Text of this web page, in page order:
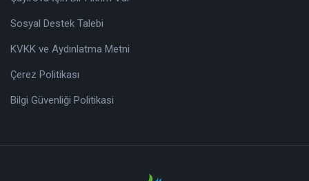
Sosyal Destek Talebi
KVKK ve Aydınlatma Metni
Çerez Politikası
Bilgi Güvenliği Politikasi